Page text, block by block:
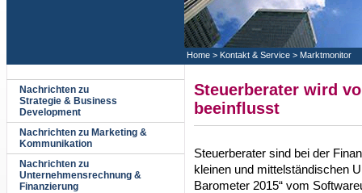
Home > Kontakt & Service > Marktmonitor
Nachrichten zu
Strategie & Business
Development
Nachrichten zu Marketing &
Kommunikation
Nachrichten zu
Unternehmensrechnung &
Finanzierung
Steuerberater wird
beeinflusst
Steuerberater sind bei der
kleinen und mittelständischen
Barometer 2015“ vom